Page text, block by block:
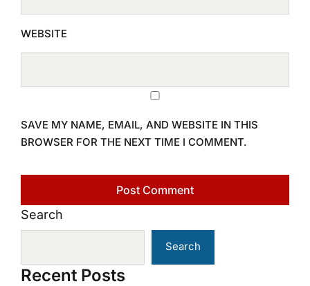
WEBSITE
SAVE MY NAME, EMAIL, AND WEBSITE IN THIS
BROWSER FOR THE NEXT TIME I COMMENT.
Search
Search
Recent Posts